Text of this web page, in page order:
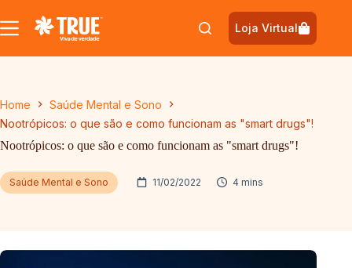
para
o
Loja Virtual
Home
Saúde Mental e Sono
Nootrópicos: o que são e como funcionam as "smart drugs"!
Nootrópicos: o que são e como funcionam as "smart drugs"!
Saúde Mental e Sono 11/02/2022 4 mins